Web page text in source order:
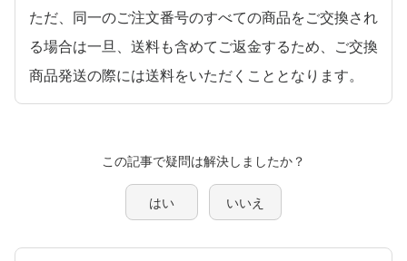
ただ、同一のご注文番号のすべての商品をご交換され
る場合は一旦、送料も含めてご返金するため、ご交換
商品発送の際には送料をいただくこととなります。
この記事で疑問は解決しましたか？
はい いいえ